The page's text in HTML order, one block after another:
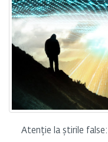
Atenție la știrile